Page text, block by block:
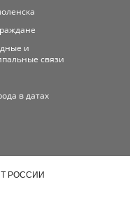
и
связи
в датах
РОССИИ